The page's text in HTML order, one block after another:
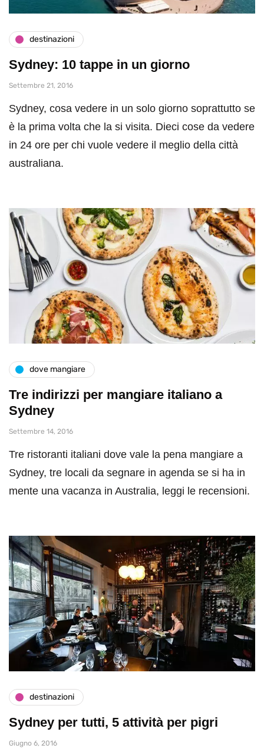
destinazioni
Sydney: 10 tappe in un giorno
Settembre 21, 2016
Sydney, cosa vedere in un solo giorno soprattutto se
è la prima volta che la si visita. Dieci cose da vedere
in 24 ore per chi vuole vedere il meglio della città
australiana.
dove mangiare
Tre indirizzi per mangiare italiano a
Sydney
Settembre 14, 2016
Tre ristoranti italiani dove vale la pena mangiare a
Sydney, tre locali da segnare in agenda se si ha in
mente una vacanza in Australia, leggi le recensioni.
destinazioni
Sydney per tutti, 5 attività per pigri
Giugno 6, 2016